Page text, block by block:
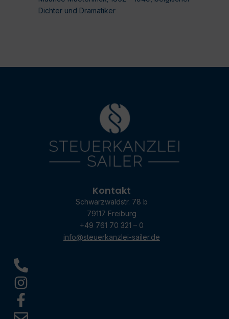
Dichter und Dramatiker
Kontakt
Schwarzwaldstr. 78 b
79117 Freiburg
+49 761 70 321 – 0
info@steuerkanzlei-sailer.de